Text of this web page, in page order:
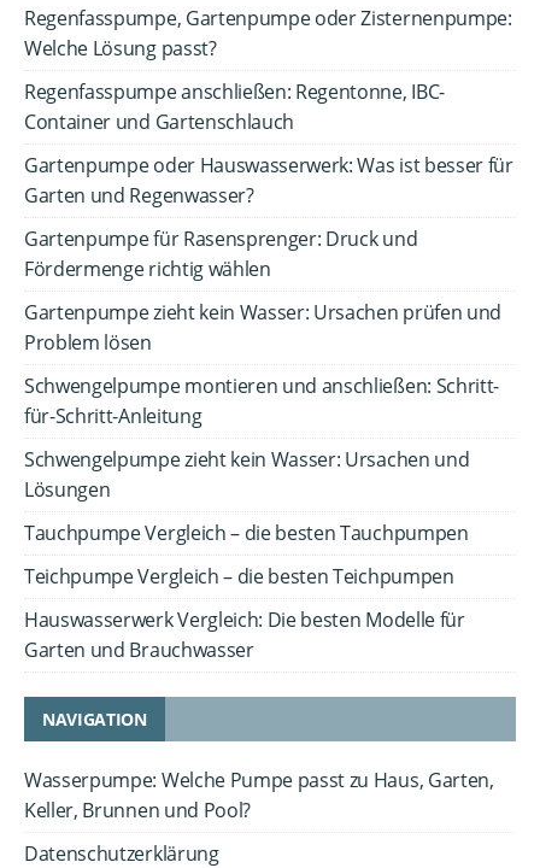
Regenfasspumpe, Gartenpumpe oder Zisternenpumpe:
Welche Lösung passt?
Regenfasspumpe anschließen: Regentonne, IBC-
Container und Gartenschlauch
Gartenpumpe oder Hauswasserwerk: Was ist besser für
Garten und Regenwasser?
Gartenpumpe für Rasensprenger: Druck und
Fördermenge richtig wählen
Gartenpumpe zieht kein Wasser: Ursachen prüfen und
Problem lösen
Schwengelpumpe montieren und anschließen: Schritt-
für-Schritt-Anleitung
Schwengelpumpe zieht kein Wasser: Ursachen und
Lösungen
Tauchpumpe Vergleich – die besten Tauchpumpen
Teichpumpe Vergleich – die besten Teichpumpen
Hauswasserwerk Vergleich: Die besten Modelle für
Garten und Brauchwasser
NAVIGATION
Wasserpumpe: Welche Pumpe passt zu Haus, Garten,
Keller, Brunnen und Pool?
Datenschutzerklärung